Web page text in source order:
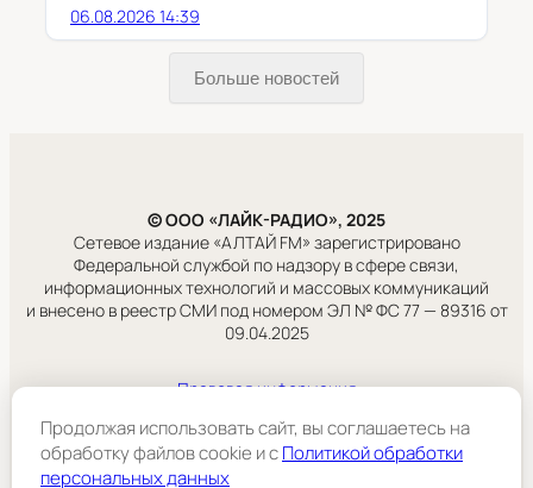
06.08.2026 14:39
Больше новостей
© ООО «ЛАЙК-РАДИО», 2025
Сетевое издание «АЛТАЙ FM» зарегистрировано
Федеральной службой по надзору в сфере связи,
информационных технологий и массовых коммуникаций
и внесено в реестр СМИ под номером ЭЛ № ФС 77 — 89316 от
09.04.2025
Правовая информация
ООО «ЛАЙК-РАДИО».
Продолжая использовать сайт, вы соглашаетесь на
обработку файлов cookie и cПолитикой обработки
персональных данных